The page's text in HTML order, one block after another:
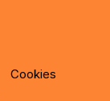
Cookies